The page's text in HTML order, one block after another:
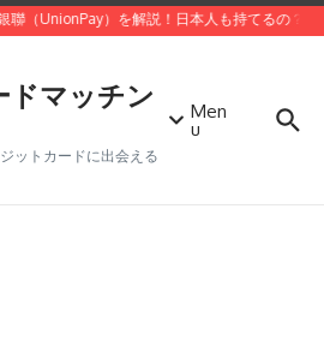
（UnionPay）を解説！日本人も持てるの？
ドマッチン
ットカードに出会える
Men
u